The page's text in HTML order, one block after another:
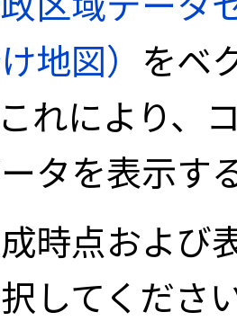
地図） をベ
れにより、
タを表示す
時点および
してくださ